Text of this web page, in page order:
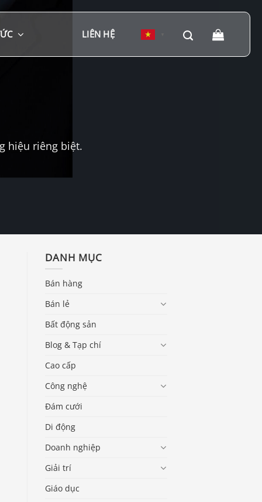
LIÊN HỆ
hiệu riêng biệt.
DANH MỤC
Bán hàng
Bán lẻ
Bất động sản
Blog & Tạp chí
Cao cấp
Công nghệ
Đám cưới
Di động
Doanh nghiệp
Giải trí
Giáo dục